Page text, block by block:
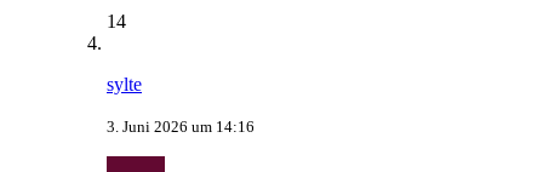
14
sylte
3. Juni 2026 um 14:16